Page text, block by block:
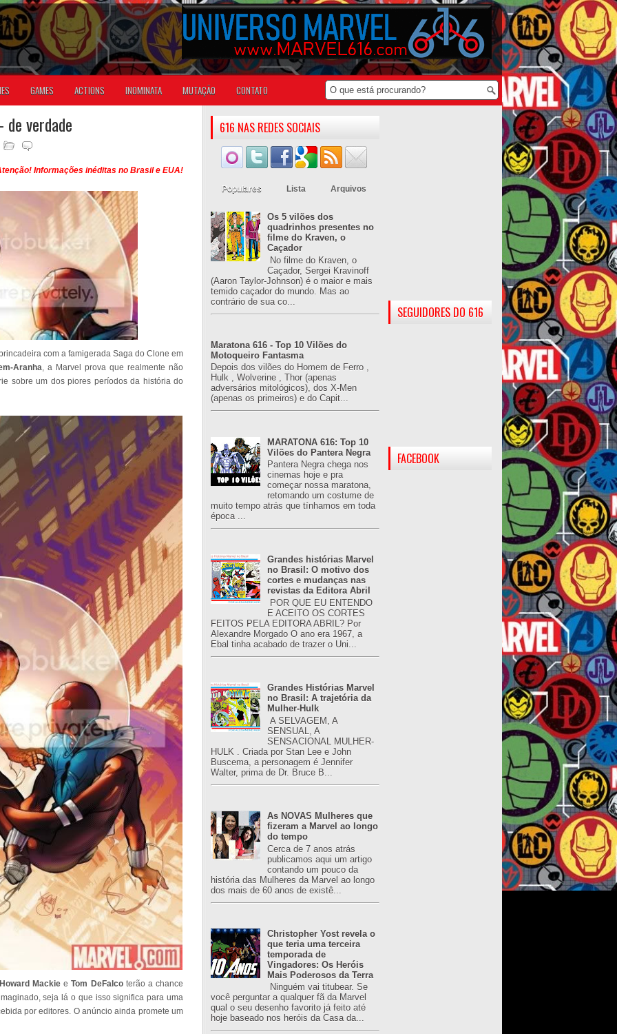
GAMES ACTIONS INOMINATA MUTAÇÃO CONTATO
verdade
Informações inéditas no Brasil e EUA!
com a famigerada Saga do Clone em
Aranha, a Marvel prova que realmente não
sobre um dos piores períodos da história do
Howard Mackie eTom DeFalcoterão a chance
seja lá o que isso significa para uma
por editores. O anúncio ainda promete um
616 NAS REDES SOCIAIS
Populares Lista Arquivos
Os 5 vilões dos
quadrinhos presentes no
filme do Kraven, o
Caçador
No filme do Kraven, o
Caçador, Sergei Kravinoff
(Aaron Taylor-Johnson) é o maior e mais
temido caçador do mundo. Mas ao
contrário de sua co...
Maratona 616 - Top 10 Vilões do
Motoqueiro Fantasma
Depois dos vilões do Homem de Ferro ,
Hulk , Wolverine , Thor (apenas
adversários mitológicos), dos X-Men
(apenas os primeiros) e do Capit...
MARATONA 616: Top 10
Vilões do Pantera Negra
Pantera Negra chega nos
cinemas hoje e pra
começar nossa maratona,
retomando um costume de
muito tempo atrás que tínhamos em toda
época ...
Grandes histórias Marvel
no Brasil: O motivo dos
cortes e mudanças nas
revistas da Editora Abril
POR QUE EU ENTENDO
E ACEITO OS CORTES
FEITOS PELA EDITORA ABRIL? Por
Alexandre Morgado O ano era 1967, a
Ebal tinha acabado de trazer o Uni...
Grandes Histórias Marvel
no Brasil: A trajetória da
Mulher-Hulk
A SELVAGEM, A
SENSUAL, A
SENSACIONAL MULHER-
HULK . Criada por Stan Lee e John
Buscema, a personagem é Jennifer
Walter, prima de Dr. Bruce B...
As NOVAS Mulheres que
fizeram a Marvel ao longo
do tempo
Cerca de 7 anos atrás
publicamos aqui um artigo
contando um pouco da
história das Mulheres da Marvel ao longo
dos mais de 60 anos de existê...
Christopher Yost revela o
que teria uma terceira
temporada de
Vingadores: Os Heróis
Mais Poderosos da Terra
Ninguém vai titubear. Se
você perguntar a qualquer fã da Marvel
qual o seu desenho favorito já feito até
hoje baseado nos heróis da Casa da...
SEGUIDORES DO 616
FACEBOOK